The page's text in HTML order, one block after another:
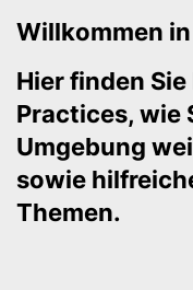
Willkommen
Hier finden
Practices, wie
Umgebung
sowie
Themen.